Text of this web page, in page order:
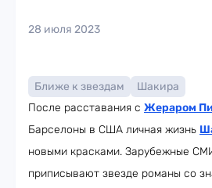
28 июля 2023
Ближе к звездам
Шакира
После расставания с Жераром
Барселоны в США личная жизнь
новыми красками. Зарубежные
приписывают звезде романы со